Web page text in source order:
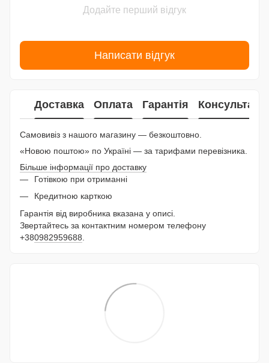
Додайте перший відгук
Написати відгук
Доставка Оплата Гарантія Консультація
Самовивіз з нашого магазину — безкоштовно.
«Новою поштою» по Україні — за тарифами перевізника.
Більше інформації про доставку
Готівкою при отриманні
Кредитною карткою
Гарантія від виробника вказана у описі.
Звертайтесь за контактним номером телефону
+380982959688